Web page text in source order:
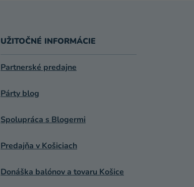
Y
V
Ý
S
UŽITOČNÉ INFORMÁCIE
Partnerské predajne
Párty blog
Spolupráca s Blogermi
Predajňa v Košiciach
Donáška balónov a tovaru Košice